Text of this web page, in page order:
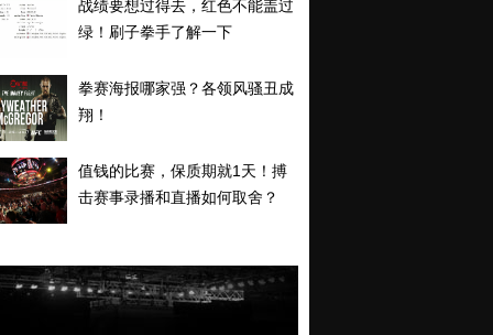
战绩要想过得去，红色不能盖过
绿！刷子拳手了解一下
拳赛海报哪家强？各领风骚丑成
翔！
值钱的比赛，保质期就1天！搏
击赛事录播和直播如何取舍？